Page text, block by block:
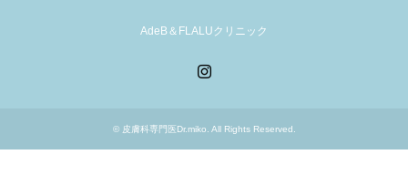
AdeB＆FLALUクリニック
© 皮膚科専門医Dr.miko . All Rights Reserved.